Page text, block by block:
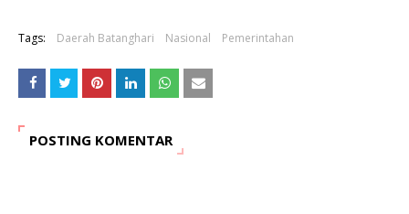
Tags: Daerah Batanghari Nasional Pemerintahan
POSTING KOMENTAR